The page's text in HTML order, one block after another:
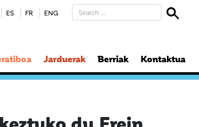
ES FR ENG
Jarduerak Berriak Kontaktua
du Erein